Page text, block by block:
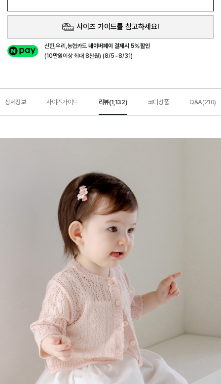
사이즈 가이드를 참고하세요!
신한,우리,농협카드네이버페이 결제시 5%할인
(10만원이상 최대 8천원) (8/5~8/31)
상세정보 사이즈가이드 리뷰(1,132) 코디상품 Q&A(210)